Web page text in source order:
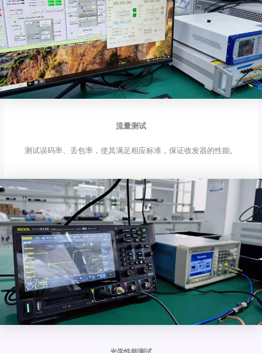
流量测试
测试误码率、丢包率，使其满足相应标准，保证收发器的性能。